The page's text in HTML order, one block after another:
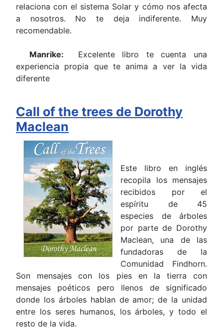
relaciona con el sistema Solar y cómo nos afecta
a nosotros. No te deja indiferente. Muy
recomendable.
Manrike:
Excelente libro te cuenta una
experiencia propia que te anima a ver la vida
diferente
Call of the trees de Dorothy
Maclean
Este libro en inglés
recopila los mensajes
recibidos por el
espíritu de 45
especies de árboles
por parte de Dorothy
Maclean, una de las
fundadoras de la
Comunidad Findhorn.
Son mensajes con los pies en la tierra con
mensajes poéticos pero llenos de significado
donde los árboles hablan de amor; de la unidad
entre los seres humanos, los árboles, y todo el
resto de la vida.